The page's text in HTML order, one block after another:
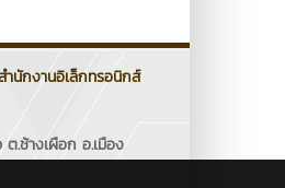
ำนักงานอิเล็กทรอนิกส์
ต.ช้างเผือก อ.เมือง